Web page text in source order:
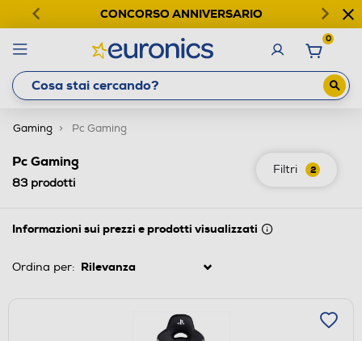
CONCORSO ANNIVERSARIO
0
Gaming Pc Gaming
Filtri 2
Pc Gaming
83prodotti
Informazioni sui prezzi e prodotti visualizzati
Ordina per: